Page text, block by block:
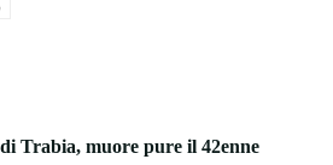
Trabia, muore pure il 42enne